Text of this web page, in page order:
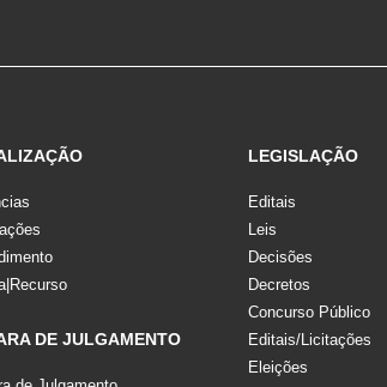
DE JULGAMENTO
LEGISLAÇÃO
Editais
Leis
Decisões
Decretos
Concurso Público
Editais/Licitações
Eleições